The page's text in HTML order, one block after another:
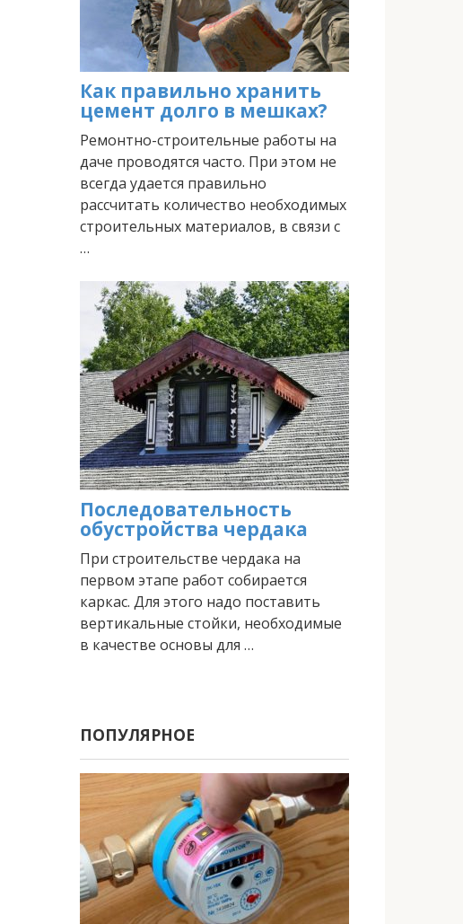
Как правильно хранить
цемент долго в мешках?
Ремонтно-строительные работы на
даче проводятся часто. При этом не
всегда удается правильно
рассчитать количество необходимых
строительных материалов, в связи с
…
Последовательность
обустройства чердака
При строительстве чердака на
первом этапе работ собирается
каркас. Для этого надо поставить
вертикальные стойки, необходимые
в качестве основы для …
ПОПУЛЯРНОЕ